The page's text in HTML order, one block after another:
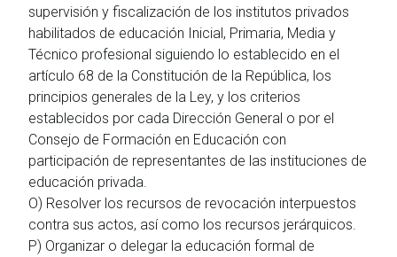
supervisión y fiscalización de los institutos privados
habilitados de educación Inicial, Primaria, Media y
Técnico profesional siguiendo lo establecido en el
artículo 68 de la Constitución de la República, los
principios generales de la Ley, y los criterios
establecidos por cada Dirección General o por el
Consejo de Formación en Educación con
participación de representantes de las instituciones de
educación privada.
O) Resolver los recursos de revocación interpuestos
contra sus actos, así como los recursos jerárquicos.
P) Organizar o delegar la educación formal de